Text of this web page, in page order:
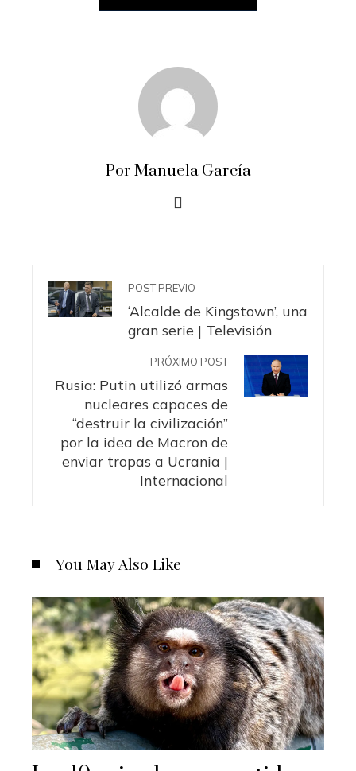
Por Manuela García
POST PREVIO
‘Alcalde de Kingstown’, una
gran serie | Televisión
PRÓXIMO POST
Rusia: Putin utilizó armas
nucleares capaces de
“destruir la civilización”
por la idea de Macron de
enviar tropas a Ucrania |
Internacional
You May Also Like